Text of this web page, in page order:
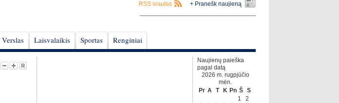
+ Pranešk naujieną
RSS srautas
Verslas Laisvalaikis Sportas Renginiai
Naujienų paieška
pagal datą
2026 m. rugpjūčio
mėn.
Pr A T K Pn Š S
1
2